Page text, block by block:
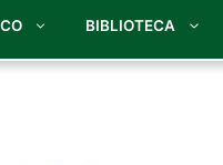
BIBLIOTECA